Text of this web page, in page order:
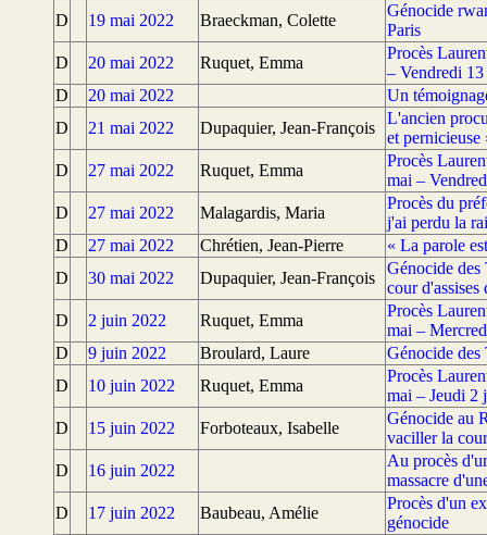
D
19 mai 2022 Braeckman, Colette
Génocide
Paris
D
20 mai 2022 Ruquet, Emma
Procès
– Vendredi
D
20 mai 2022
Un
D
21 mai 2022 Dupaquier, Jean-François
L'ancien
et pernicieuse
D
27 mai 2022 Ruquet, Emma
Procès
mai –
D
27 mai 2022 Malagardis, Maria
Procès du
j'ai perdu la
D
27 mai 2022 Chrétien, Jean-Pierre
« La parole
D
30 mai 2022 Dupaquier, Jean-François
Génocide
cour d'assises
D
2 juin 2022 Ruquet, Emma
Procès
mai –
D
9 juin 2022 Broulard, Laure
Génocide des
D
10 juin 2022 Ruquet, Emma
Procès
mai – Jeudi 2
D
15 juin 2022 Forboteaux, Isabelle
Génocide au
vaciller la
D
16 juin 2022
Au procès
massacre
D
17 juin 2022 Baubeau, Amélie
Procès d'un
génocide